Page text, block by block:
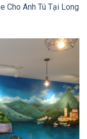
Cho Anh Tú Tại Long